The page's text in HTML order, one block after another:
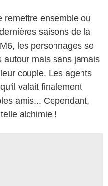
remettre ensemble ou
saisons de la
les personnages se
autour mais sans jamais
couple. Les agents
valait finalement
amis... Cependant,
alchimie !